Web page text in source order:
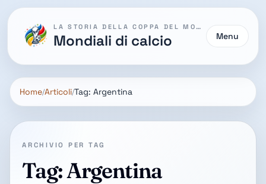
LA STORIA DELLA COPPA DEL MONDO
Mondiali di calcio Menu
Home Articoli Tag: Argentina
ARCHIVIO PER TAG
Tag: Argentina